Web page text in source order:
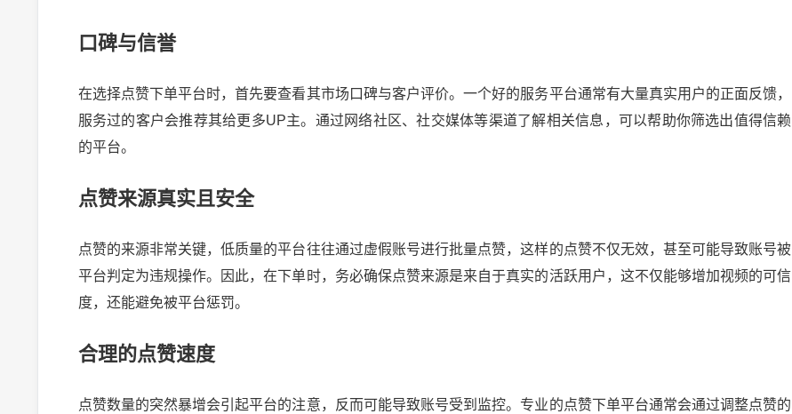
口碑与信誉
在选择点赞下单平台时，首先要查看其市场口碑与客户评价。一个好的服务平台通常有大量真实用户的正面反馈，
服务过的客户会推荐其给更多UP主。通过网络社区、社交媒体等渠道了解相关信息，可以帮助你筛选出值得信赖
的平台。
点赞来源真实且安全
点赞的来源非常关键，低质量的平台往往通过虚假账号进行批量点赞，这样的点赞不仅无效，甚至可能导致账号被
平台判定为违规操作。因此，在下单时，务必确保点赞来源是来自于真实的活跃用户，这不仅能够增加视频的可信
度，还能避免被平台惩罚。
合理的点赞速度
点赞数量的突然暴增会引起平台的注意，反而可能导致账号受到监控。专业的点赞下单平台通常会通过调整点赞的